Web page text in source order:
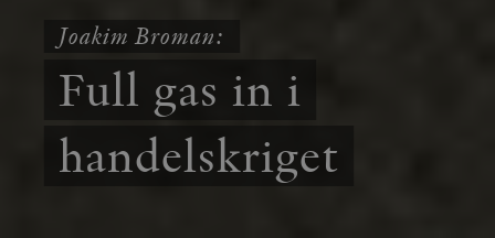
Joakim Broman:
Full gas in i
handelskriget